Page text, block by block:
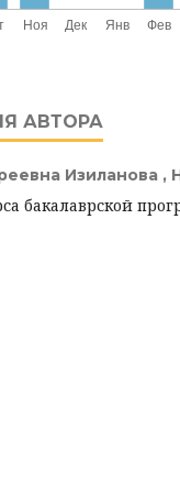
АВТОРА
Изиланова ,
бакалаврской